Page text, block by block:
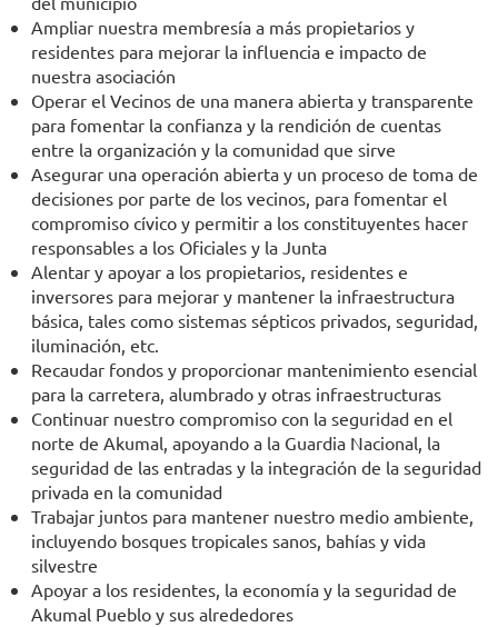
Ampliar nuestra membresía a más propietarios y
residentes para mejorar la influencia e impacto de
nuestra asociación
Operar el Vecinos de una manera abierta y transparente
para fomentar la confianza y la rendición de cuentas
entre la organización y la comunidad que sirve
Asegurar una operación abierta y un proceso de toma de
decisiones por parte de los vecinos, para fomentar el
compromiso cívico y permitir a los constituyentes hacer
responsables a los Oficiales y la Junta
Alentar y apoyar a los propietarios, residentes e
inversores para mejorar y mantener la infraestructura
básica, tales como sistemas sépticos privados, seguridad,
iluminación, etc.
Recaudar fondos y proporcionar mantenimiento esencial
para la carretera, alumbrado y otras infraestructuras
Continuar nuestro compromiso con la seguridad en el
norte de Akumal, apoyando a la Guardia Nacional, la
seguridad de las entradas y la integración de la seguridad
privada en la comunidad
Trabajar juntos para mantener nuestro medio ambiente,
incluyendo bosques tropicales sanos, bahías y vida
silvestre
Apoyar a los residentes, la economía y la seguridad de
Akumal Pueblo y sus alrededores